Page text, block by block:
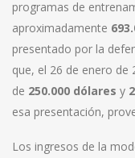
programas de
aproximadamente
presentado por la
que, el 26 de enero
de 250.000 dólares y
esa presentación,
Los ingresos de la